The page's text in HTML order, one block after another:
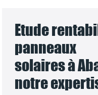
Etude
panneaux
solaires à
notre